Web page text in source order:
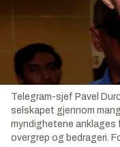
Telegram-sjef Pavel
selskapet gjennom
myndighetene anklages
overgrep og bedrageri.